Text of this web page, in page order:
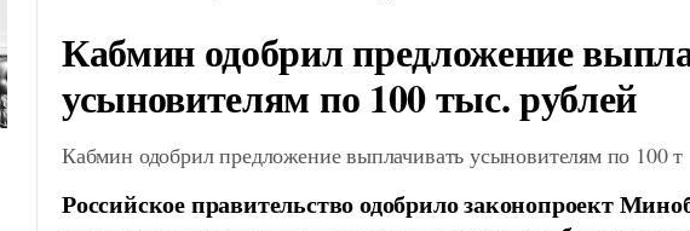
Кабмин одобрил предложение
усыновителям по 100 тыс. рублей
Кабмин одобрил предложение выплачивать усыновителям по 100 т
Российское правительство одобрило законопроект